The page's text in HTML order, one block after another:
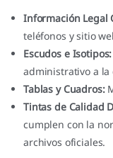
Información Legal
teléfonos y sitio
Escudos e Isotipos:
administrativo a la
Tablas y Cuadros:
Tintas de Calidad
cumplen con la
archivos oficiales.